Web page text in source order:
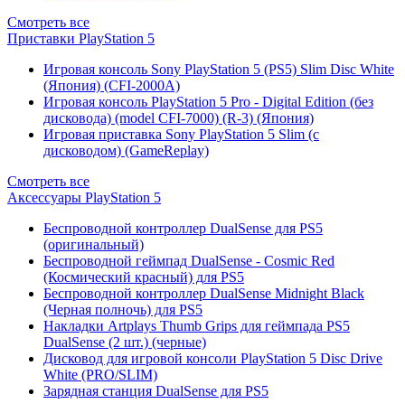
Смотреть все
Приставки PlayStation 5
Игровая консоль Sony PlayStation 5 (PS5) Slim Disc White
(Япония) (CFI-2000A)
Игровая консоль PlayStation 5 Pro - Digital Edition (без
дисковода) (model CFI-7000) (R-3) (Япония)
Игровая приставка Sony PlayStation 5 Slim (с
дисководом) (GameReplay)
Смотреть все
Аксессуары PlayStation 5
Беспроводной контроллер DualSense для PS5
(оригинальный)
Беспроводной геймпад DualSense - Cosmic Red
(Космический красный) для PS5
Беспроводной контроллер DualSense Midnight Black
(Черная полночь) для PS5
Накладки Artplays Thumb Grips для геймпада PS5
DualSense (2 шт.) (черные)
Дисковод для игровой консоли PlayStation 5 Disc Drive
White (PRO/SLIM)
Зарядная станция DualSense для PS5